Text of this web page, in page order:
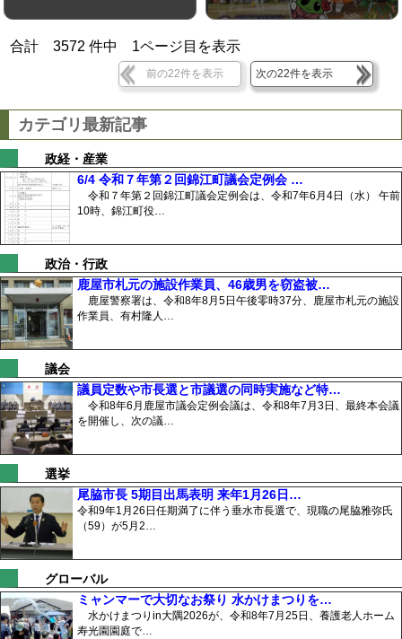
合計3572 件中 1ページ目を表示
前の22件を表示 次の22件を表示
カテゴリ最新記事
政経・産業
6/4 令和７年第２回錦江町議会定例会 …
令和７年第２回錦江町議会定例会は、令和7年6月4日（水） 午前
10時、錦江町役…
政治・行政
鹿屋市札元の施設作業員、46歳男を窃盗被…
鹿屋警察署は、令和8年8月5日午後零時37分、鹿屋市札元の施設
作業員、有村隆人…
議会
議員定数や市長選と市議選の同時実施など特…
令和8年6月鹿屋市議会定例会議は、令和8年7月3日、最終本会議
を開催し、次の議…
選挙
尾脇市長 5期目出馬表明 来年1月26日…
令和9年1月26日任期満了に伴う垂水市長選で、現職の尾脇雅弥氏
（59）が5月2…
グローバル
ミャンマーで大切なお祭り 水かけまつりを…
水かけまつりin大隅2026が、令和8年7月25日、養護老人ホーム
寿光園園庭で…